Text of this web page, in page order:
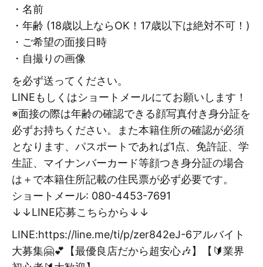
・名前
・年齢 (18歳以上ならOK！17歳以下は絶対不可！)
・ご希望の面接日時
・自撮りの画像
を必ず送ってください。
LINEもしくはショートメールにてお願いします！
※面接の際は年齢の確認できる顔写真付き身分証を
必ずお持ちください。また本籍住所の確認が必須
となります、パスポートであれば1点、免許証、学
生証、マイナンバーカード等顔つき身分証の場合
は＋で本籍住所記載の住民票が必ず必要です。
ショートメール: 080-4453-7691
↓↓LINE応募こちらから↓↓
LINE:https://line.me/ti/p/zer842eJ-6アルバイト
大募集🤗💕【最優良店だから超安心🎶】【🔰業界